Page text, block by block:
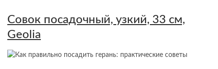
Совок посадочный, узкий, 33 см,
Geolia